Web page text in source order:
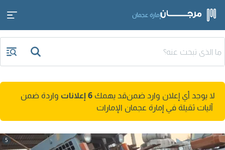
إمارة عجمان
لا يوجد أي إعلان وارد ضمنقد يهمك 6 إعلانات
واردة ضمن
آليات ثقيلة في إمارة عجمان الإمارات
5